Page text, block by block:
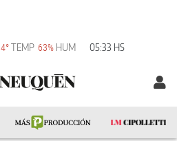
4° TEMP 63% HUM 05:33 HS